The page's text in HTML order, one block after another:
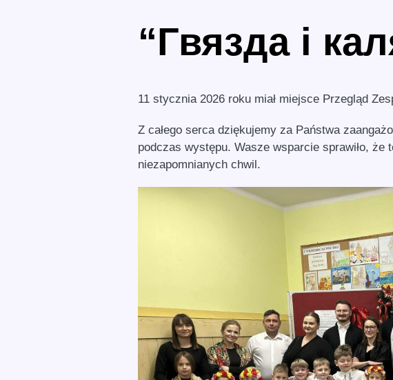
“Гвязда і
11 stycznia 2026 roku miał miejsce Przegląd
Z całego serca dziękujemy za Państwa
podczas występu. Wasze wsparcie sprawiło, że
niezapomnianych chwil.